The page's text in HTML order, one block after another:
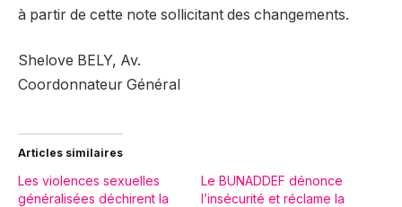
à partir de cette note sollicitant des changements.
Shelove BELY, Av.
Coordonnateur Général
Articles similaires
Les violences sexuelles
généralisées déchirent la
Le BUNADDEF dénonce
l’insécurité et réclame la